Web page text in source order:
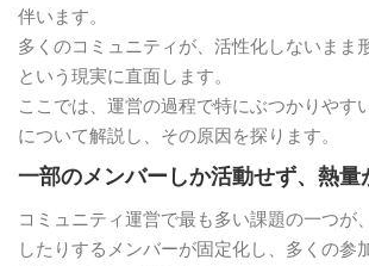
伴います。
多くのコミュニティが、活性化しないまま
という現実に直面します。
ここでは、運営の過程で特にぶつかりやす
について解説し、その原因を探ります。
一部のメンバーしか活動せず、熱量
コミュニティ運営で最も多い課題の一つが
したりするメンバーが固定化し、多くの参